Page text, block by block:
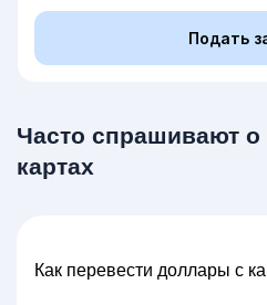
Подать
Часто спрашивают
картах
Как перевести доллары с